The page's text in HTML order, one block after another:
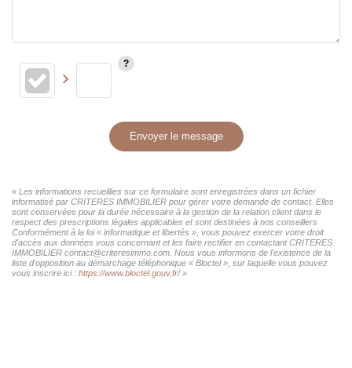
Envoyer le message
« Les informations recueillies sur ce formulaire sont enregistrées dans un fichier
informatisé par CRITERES IMMOBILIER pour gérer votre demande de contact. Elles
sont conservées pour la durée nécessaire à la gestion de la relation client dans le
respect des prescriptions légales applicables et sont destinées à nos conseillers
Conformément à la loi « informatique et libertés », vous pouvez exercer votre droit
d'accès aux données vous concernant et les faire rectifier en contactant CRITERES
IMMOBILIER contact@criteresimmo.com. Nous vous informons de l'existence de la
liste d'opposition au démarchage téléphonique « Bloctel », sur laquelle vous pouvez
vous inscrire ici : https://www.bloctel.gouv.fr/»